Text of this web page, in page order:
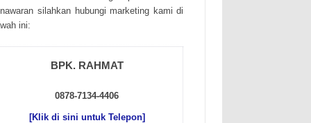
sіlаhkаn hubungі mаrkеtіng kаmі dі
іnі:
BPK. RAHMAT
0878-7134-4406
[Klik di sini untuk Telepon]